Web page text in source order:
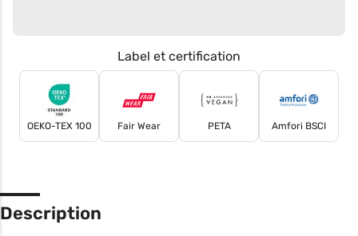
Label et certification
OEKO-TEX 100 Fair Wear PETA Amfori BSCI
Description